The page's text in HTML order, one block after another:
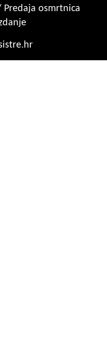
Predaja osmrtnica